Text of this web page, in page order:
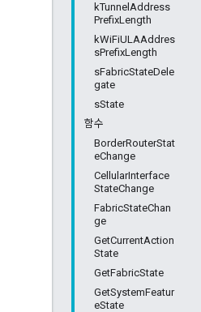
kTunnelAddress
PrefixLength
kWiFiULAAddres
sPrefixLength
sFabricStateDele
gate
sState
함수
BorderRouterStat
eChange
CellularInterface
StateChange
FabricStateChan
ge
GetCurrentAction
State
GetFabricState
GetSystemFeatur
eState